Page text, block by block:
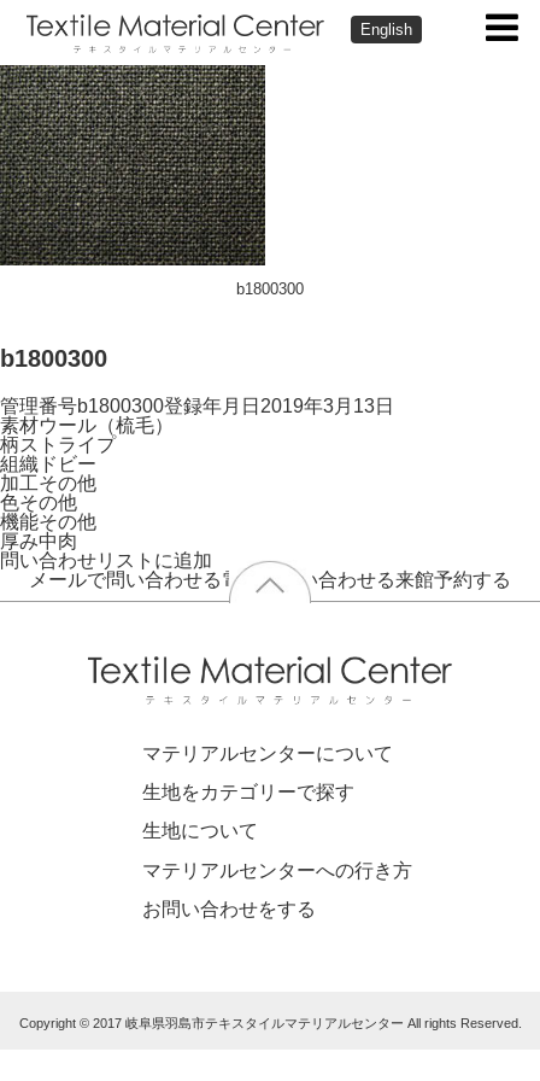
English
b1800300
b1800300
管理番号b1800300登録年月日 2019年3月13日
素材ウール（梳毛）
柄ストライプ
組織 ドビー
加工その他
色その他
機能その他
厚み中肉
問い合わせリストに追加
メールで問い合わせる電話で問い合わせる来館予約する
マテリアルセンターについて
生地をカテゴリーで探す
生地について
マテリアルセンターへの行き方
お問い合わせをする
Copyright © 2017 岐阜県羽島市テキスタイルマテリアルセンター All rights Reserved.